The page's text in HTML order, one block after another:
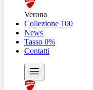
Verona
Collezione 100
News
Tasso 0%
Contatti